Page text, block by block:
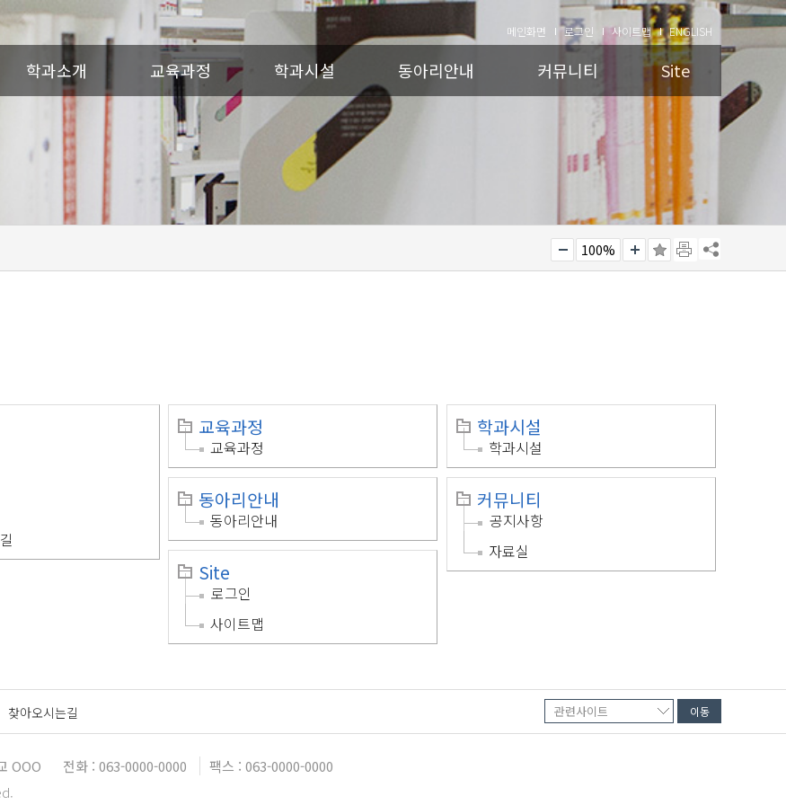
메인화면 로그인 사이트맵 ENGLISH
학과소개 교육과정 학과시설 동아리안내 커뮤니티 Site
100%
교육과정
교육과정
학과시설
학과시설
동아리안내
동아리안내
커뮤니티
공지사항
자료실
Site
로그인
사이트맵
찾아오시는길
OOO 전화 : 063-0000-0000
팩스 : 063-0000-0000